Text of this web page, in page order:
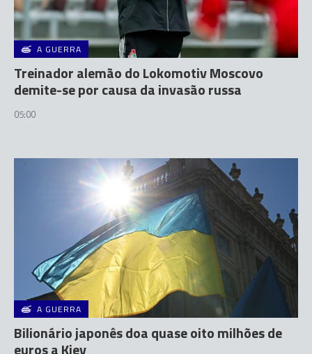
A GUERRA
Treinador alemão do Lokomotiv Moscovo
demite-se por causa da invasão russa
05:00
A GUERRA
Bilionário japonês doa quase oito milhões de
euros a Kiev